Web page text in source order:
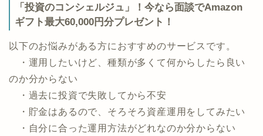
「投資のコンシェルジュ」！今なら面談でAmazon
ギフト最大60,000円分プレゼント！
以下のお悩みがある方におすすめのサービスです。
・運用したいけど、種類が多くて何からしたら良い
のか分からない
・過去に投資で失敗してから不安
・貯金はあるので、そろそろ資産運用をしてみたい
・自分に合った運用方法がどれなのか分からない